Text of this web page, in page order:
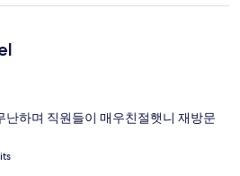
난하며 직원들이 매우친절햇니 재방문